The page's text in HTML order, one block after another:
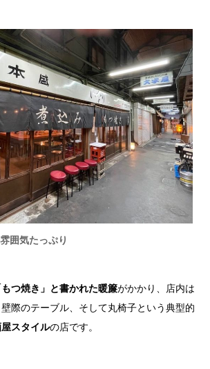
囲気たっぷり
もつ焼き」と書かれた暖簾がかかり、店内は
壁際のテーブル、そして丸椅子という典型的
スタイルの店です。